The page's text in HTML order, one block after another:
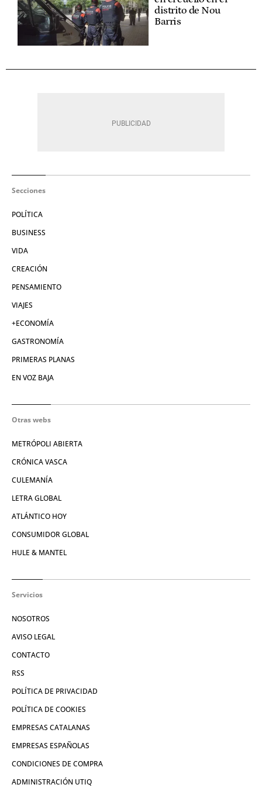
distrito de Nou
Barris
Secciones
POLÍTICA
BUSINESS
VIDA
CREACIÓN
PENSAMIENTO
VIAJES
+ECONOMÍA
GASTRONOMÍA
PRIMERAS PLANAS
EN VOZ BAJA
Otras webs
METRÓPOLI ABIERTA
CRÓNICA VASCA
CULEMANÍA
LETRA GLOBAL
ATLÁNTICO HOY
CONSUMIDOR GLOBAL
HULE & MANTEL
Servicios
NOSOTROS
AVISO LEGAL
CONTACTO
RSS
POLÍTICA DE PRIVACIDAD
POLÍTICA DE COOKIES
EMPRESAS CATALANAS
EMPRESAS ESPAÑOLAS
CONDICIONES DE COMPRA
ADMINISTRACIÓN UTIQ